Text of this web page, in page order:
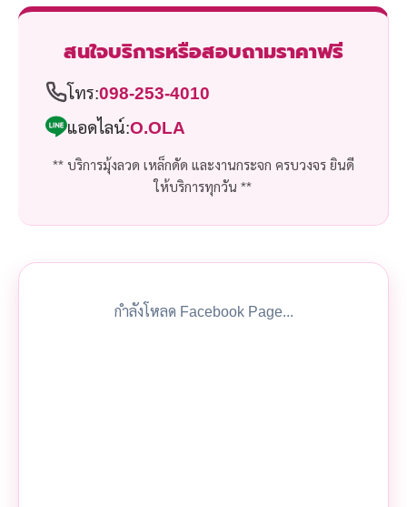
สนใจบริการหรือสอบถามราคาฟรี
โทร:098-253-4010
แอดไลน์:O.OLA
** บริการมุ้งลวด เหล็กดัด และงานกระจก ครบวงจร ยินดี
ให้บริการทุกวัน **
กำลังโหลด Facebook Page...